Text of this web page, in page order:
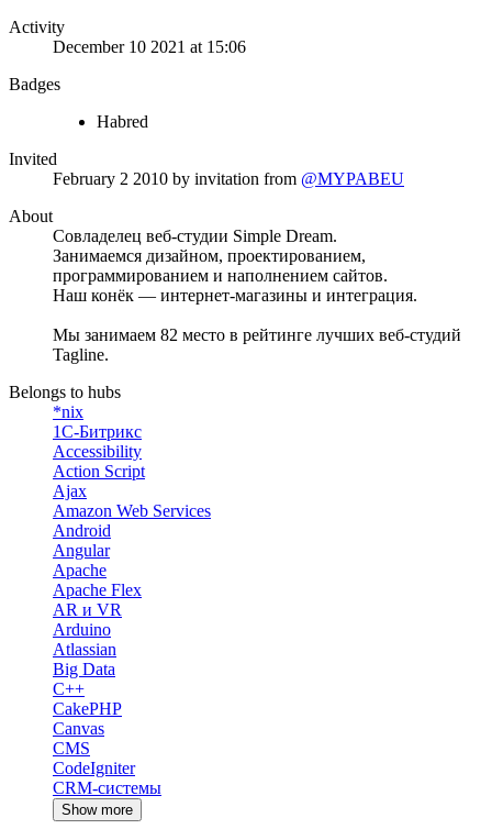
Activity
December 10 2021 at 15:06
Badges
Habred
Invited
February 2 2010 by invitation from @MYPABEU
About
Совладелец веб-студии Simple Dream.
Занимаемся дизайном, проектированием,
программированием и наполнением сайтов.
Наш конёк — интернет-магазины и интеграция.
Мы занимаем 82 место в рейтинге лучших веб-студий
Tagline.
Belongs to hubs
*nix
1С-Битрикс
Accessibility
Action Script
Ajax
Amazon Web Services
Android
Angular
Apache
Apache Flex
AR и VR
Arduino
Atlassian
Big Data
C++
CakePHP
Canvas
CMS
CodeIgniter
CRM-системы
Show more